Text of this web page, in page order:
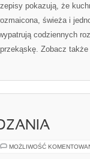
pokazują, że
świeża i
codziennych
Zobacz
MOŻLIWOŚĆ